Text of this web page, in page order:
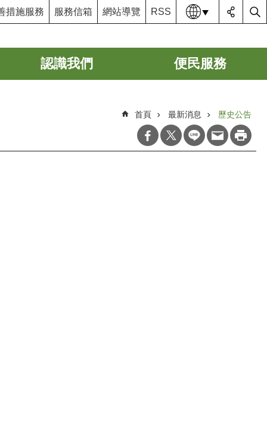
措施服務 服務信箱 網站導覽 RSS 語系
認識我們 便民服務
首頁 最新消息 歷史公告